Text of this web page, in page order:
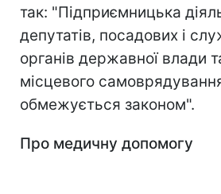
так: "Підприємницька
депутатів, посадових і
органів державної влади
місцевого
обмежується законом".
Про медичну допомогу